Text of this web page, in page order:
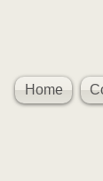
Home